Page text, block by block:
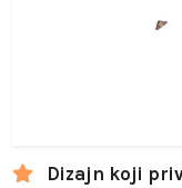
Dizajn koji